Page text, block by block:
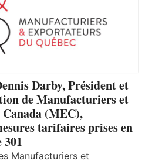
Darby, Président et
de Manufacturiers et
(MEC),
tarifaires prises en
Manufacturiers et